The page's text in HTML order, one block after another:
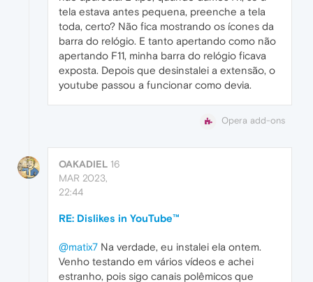
tela estava antes pequena, preenche a tela
toda, certo? Não fica mostrando os ícones da
barra do relógio. E tanto apertando como não
apertando F11, minha barra do relógio ficava
exposta. Depois que desinstalei a extensão, o
youtube passou a funcionar como devia.
Opera add-ons
OAKADIEL 16
MAR 2023,
22:44
RE: Dislikes in YouTube™
@matix7 Na verdade, eu instalei ela ontem.
Venho testando em vários vídeos e achei
estranho, pois sigo canais polêmicos que